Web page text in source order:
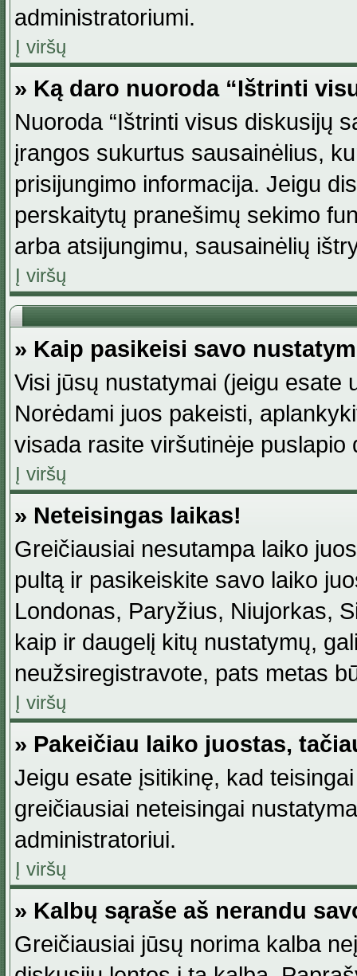
administratoriumi.
Į viršų
» Ką daro nuoroda “Ištrinti
Nuoroda “Ištrinti visus diskusijų
įrangos sukurtus sausainėlius,
prisijungimo informacija. Jeigu
perskaitytų pranešimų sekimo
arba atsijungimu, sausainėlių
Į viršų
» Kaip pasikeisi savo
Visi jūsų nustatymai (jeigu esate
Norėdami juos pakeisti,
visada rasite viršutinėje
Į viršų
» Neteisingas laikas!
Greičiausiai nesutampa laiko
pultą ir pasikeiskite savo laiko
Londonas, Paryžius, Niujorkas,
kaip ir daugelį kitų nustatymų,
neužsiregistravote, pats metas
Į viršų
» Pakeičiau laiko juostas,
Jeigu esate įsitikinę, kad
greičiausiai neteisingai
administratoriui.
Į viršų
» Kalbų sąraše aš nerandu
Greičiausiai jūsų norima kalba